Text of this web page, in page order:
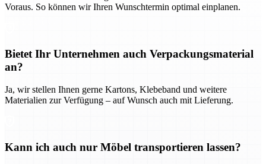
Voraus. So können wir Ihren Wunschtermin optimal einplanen.
Bietet Ihr Unternehmen auch Verpackungsmaterial
an?
Ja, wir stellen Ihnen gerne Kartons, Klebeband und weitere
Materialien zur Verfügung – auf Wunsch auch mit Lieferung.
Kann ich auch nur Möbel transportieren lassen?